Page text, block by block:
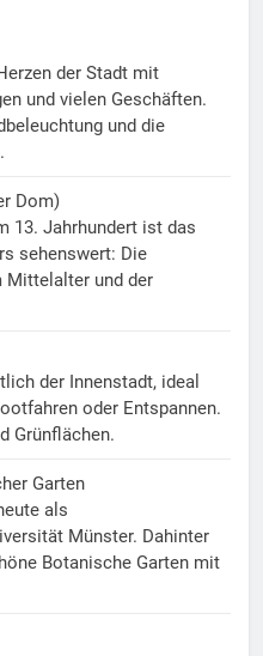
der Stadt mit
und vielen Geschäften.
und die
Dom)
13. Jahrhundert ist das
sehenswert: Die
Mittelalter und der
der Innenstadt, ideal
oder Entspannen.
Grünflächen.
Garten
als
Münster. Dahinter
Botanische Garten mit